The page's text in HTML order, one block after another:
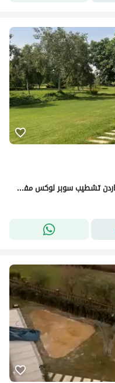
فيلا للبيع في مدينتي نموذج D فيو وايد جاردن تشطيب سوبر لوكس مفروشة, 4 غرف نوم مساحة 800م